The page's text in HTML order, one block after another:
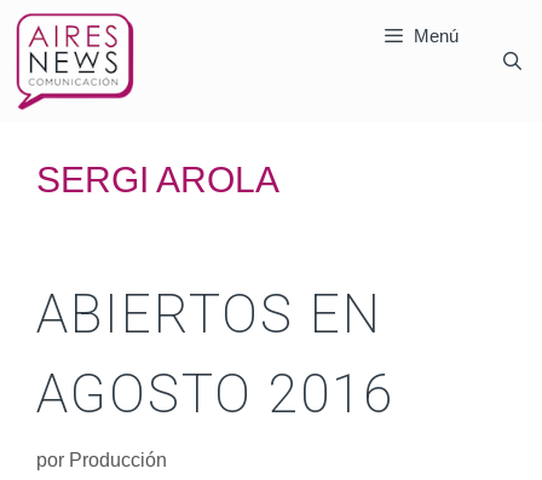
Menú
SERGI AROLA
ABIERTOS EN
AGOSTO 2016
por Producción